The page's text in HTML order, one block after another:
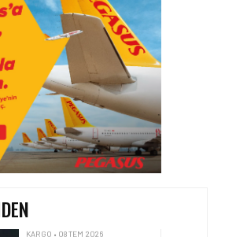
HONG KONG VE ÇIN’DEN
AVRUPA’YA HAVA
KARGODA SERT DÜŞÜŞ
KARGO • 08 TEM 2026
TURHAN ÖZEN SAUDI
CARGO CHIEF
COMMERCIAL OFFICER
OLDU